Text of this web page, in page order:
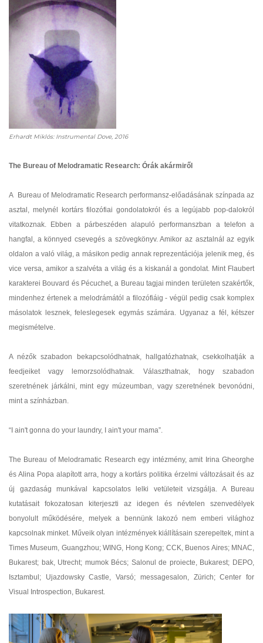
Erhardt Miklós: Instrumental Dove, 2016
The Bureau of Melodramatic Research: Órák akármiről
A Bureau of Melodramatic Research performansz-előadásának színpada az
asztal, melynél kortárs filozófiai gondolatokról és a legújabb pop-dalokról
vitatkoznak. Ebben a párbeszéden alapuló performanszban a telefon a
hangfal, a könnyed csevegés a szövegkönyv. Amikor az asztalnál az egyik
oldalon a való világ, a másikon pedig annak reprezentációja jelenik meg, és
vice versa, amikor a szalvéta a világ és a kiskanál a gondolat. Mint Flaubert
karakterei Bouvard és Pécuchet, a Bureau tagjai minden területen szakértők,
mindenhez értenek a melodrámától a filozófiáig - végül pedig csak komplex
másolatok lesznek, feleslegesek egymás számára. Ugyanaz a fél, kétszer
megismételve.
A nézők szabadon bekapcsolódhatnak, hallgatózhatnak, csekkolhatják a
feedjeiket vagy lemorzsolódhatnak. Választhatnak, hogy szabadon
szeretnének járkálni, mint egy múzeumban, vagy szeretnének bevonódni,
mint a színházban.
“I ain't gonna do your laundry, I ain't your mama”.
The Bureau of Melodramatic Research egy intézmény, amit Irina Gheorghe
és Alina Popa alapított arra, hogy a kortárs politika érzelmi változásait és az
új gazdaság munkával kapcsolatos lelki vetületeit vizsgálja. A Bureau
kutatásait fokozatosan kiterjeszti az idegen és névtelen szenvedélyek
bonyolult működésére, melyek a bennünk lakozó nem emberi világhoz
kapcsolnak minket. Műveik olyan intézmények kiállításain szerepeltek, mint a
Times Museum, Guangzhou; WING, Hong Kong; CCK, Buenos Aires; MNAC,
Bukarest; bak, Utrecht; mumok Bécs; Salonul de proiecte, Bukarest; DEPO,
Isztambul; Ujazdowsky Castle, Varsó; messagesalon, Zürich; Center for
Visual Introspection, Bukarest.